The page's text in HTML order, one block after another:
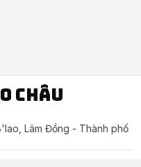
Châu
Lâm Đồng - Thành phố